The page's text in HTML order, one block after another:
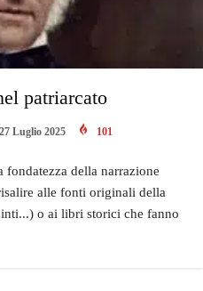
patriarcato
27 Luglio 2025 101
della narrazione
alle fonti originali della
o ai libri storici che fanno